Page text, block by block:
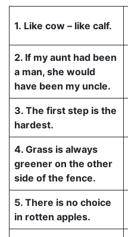
1. Like cow – like calf.
2. If my aunt had been
a man, she would
have been my uncle.
3. The first step is the
hardest.
4. Grass is always
greener on the other
side of the fence.
5. There is no choice
in rotten apples.